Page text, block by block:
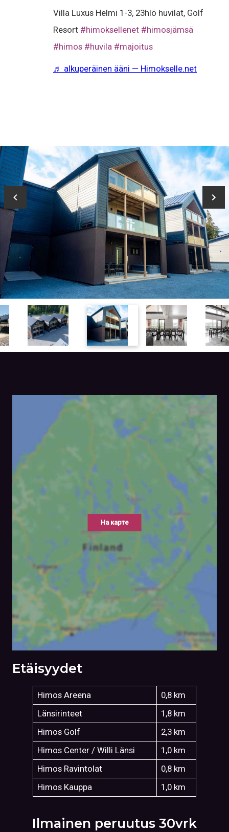
Villa Luxus Helmi 1-3, 23hlö huvilat, Golf
Resort #himoksellenet #himosjämsä
#himos #huvila #majoitus
♬ alkuperäinen ääni — Himokselle.net
На карте
Etäisyydet
Himos Areena
0,8 km
Länsirinteet
1,8 km
Himos Golf
2,3 km
Himos Center / Willi Länsi
1,0 km
Himos Ravintolat
0,8 km
Himos Kauppa
1,0 km
Ilmainen peruutus 30vrk